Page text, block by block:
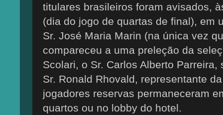
titulares brasileiros foram avisados,
(dia do jogo de quartas de final), em
Sr. José Maria Marin (na única vez
compareceu a uma preleção da
Scolari, o Sr. Carlos Alberto
Sr. Ronald Rhovald, representante
jogadores reservas permaneceram
quartos ou no lobby do hotel.